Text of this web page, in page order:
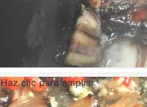
Haz clic para ampliar